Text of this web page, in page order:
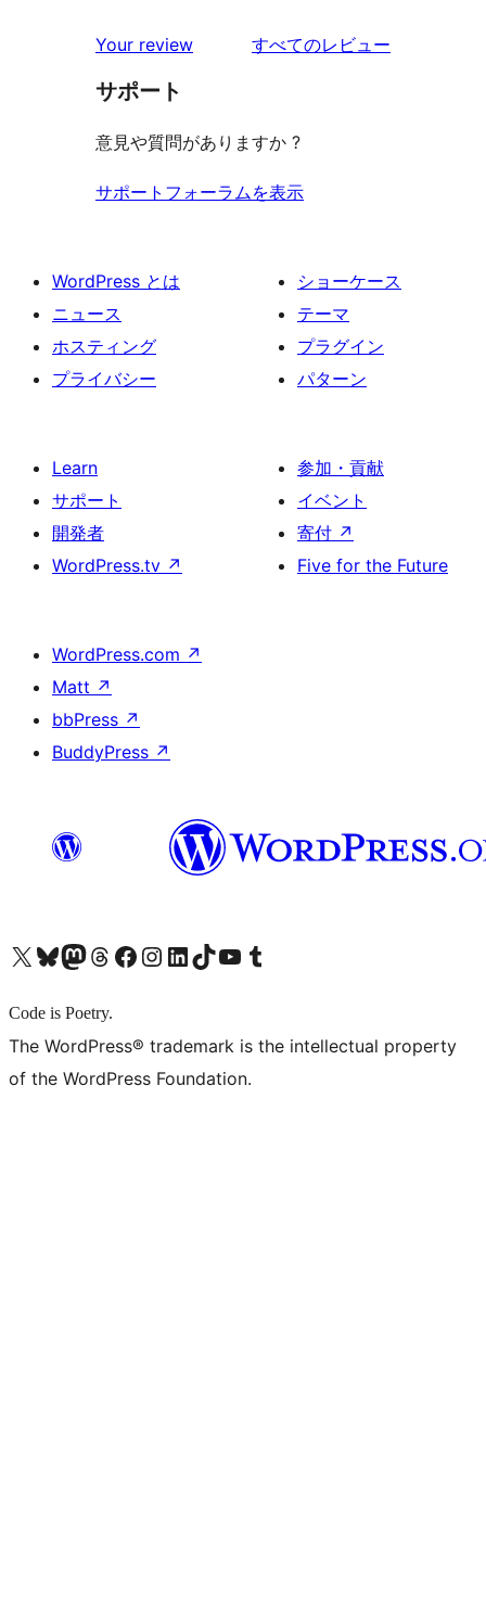
ー
ュ
ー
ビ
ュ
レ
ビ
ー
星
レ
ュ
ー
Your review すべてのレビュー
サポート
意見や質問がありますか ?
サポートフォーラムを表示
WordPress とは
ニュース
ホスティング
プライバシー
ショーケース
テーマ
プラグイン
パターン
Learn
サポート
開発者
WordPress.tv ↗
参加・貢献
イベント
寄付 ↗
Five for the Future
WordPress.com ↗
Matt ↗
bbPress ↗
BuddyPress ↗
X (旧 Twitter) アカウントへBluesky アカウントへMastodon アカウントへThreads アカウントへ Facebook ページへInstagram アカウントへ LinkedIn アカウントへTikTok アカウントへYouTube チャンネルへ Tumblr アカウントへ
Code is Poetry.
The WordPress® trademark is the intellectual property
of the WordPress Foundation.